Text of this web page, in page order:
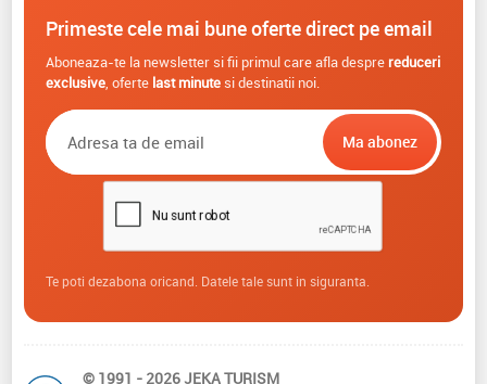
Primeste cele mai bune oferte direct pe email
Aboneaza-te la newsletter si fii primul care afla despre reduceri
exclusive, oferte last minutesi destinatii noi.
Te poti dezabona oricand. Datele tale sunt in siguranta.
© 1991 - 2026 JEKA TURISM